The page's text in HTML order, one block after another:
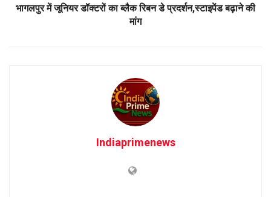
भागलपुर में जूनियर डॉक्टरों का ब्लैक रिबन डे प्रदर्शन,स्टाइपेंड बढ़ाने की
मांग
Indiaprimenews